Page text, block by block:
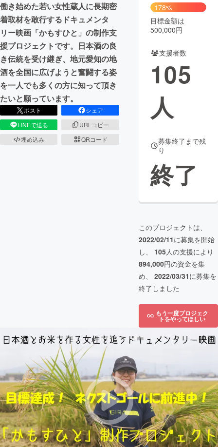
CAMPFIRE for Social Good
CAMPFIRE Creation
CAMPFIREふるさと納税
コミュニティ
働き始めた若い女性蔵人に長期密
着取材を敢行するドキュメンタ
リー映画「かもすひと」の制作支
援プロジェクトです。日本酒の良
き伝統を受け継ぎ、地元愛知の地
酒を全国に広げようと奮闘する姿
を一人でも多くの方に知って頂き
たいと願っています。
ポスト
シェア
LINEで送る
URLコピー
埋め込み
QRコード
178%
目標金額は
500,000円
支援者数
105
人
募集終了まで残
り
終了
このプロジェクトは、
2022/02/11に募集を開始
し、 105人の支援により
894,000円の資金を集
め、 2022/03/31に募集を
終了しました
もう一度プロジェク
トをやってほしい